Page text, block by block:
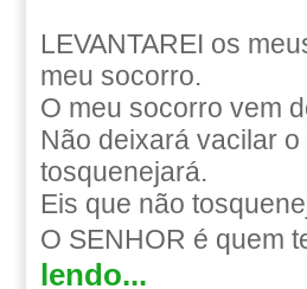
LEVANTAREI os
meu socorro.
O meu socorro vem
Não deixará vacilar
tosquenejará.
Eis que não
O SENHOR é quem
lendo...